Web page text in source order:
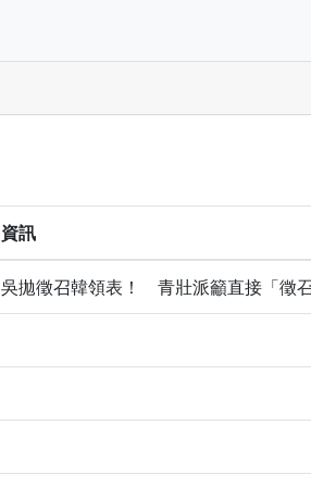
資訊
吳拋徵召韓領表！ 青壯派籲直接「徵